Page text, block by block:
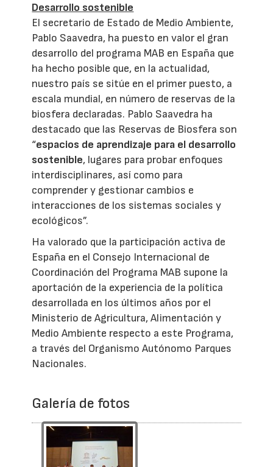
Desarrollo sostenible
El secretario de Estado de Medio Ambiente,
Pablo Saavedra, ha puesto en valor el gran
desarrollo del programa MAB en España que
ha hecho posible que, en la actualidad,
nuestro país se sitúe en el primer puesto, a
escala mundial, en número de reservas de la
biosfera declaradas. Pablo Saavedra ha
destacado que las Reservas de Biosfera son
“espacios de aprendizaje para el desarrollo
sostenible, lugares para probar enfoques
interdisciplinares, así como para
comprender y gestionar cambios e
interacciones de los sistemas sociales y
ecológicos”.
Ha valorado que la participación activa de
España en el Consejo Internacional de
Coordinación del Programa MAB supone la
aportación de la experiencia de la política
desarrollada en los últimos años por el
Ministerio de Agricultura, Alimentación y
Medio Ambiente respecto a este Programa,
a través del Organismo Autónomo Parques
Nacionales.
Galería de fotos